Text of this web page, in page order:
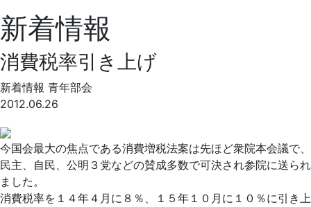
新着情報
消費税率引き上げ
新着情報 青年部会
2012.06.26
今国会最大の焦点である消費増税法案は先ほど衆院本会議で、
民主、自民、公明３党などの賛成多数で可決され参院に送られ
ました。
消費税率を１４年４月に８％、１５年１０月に１０％に引き上